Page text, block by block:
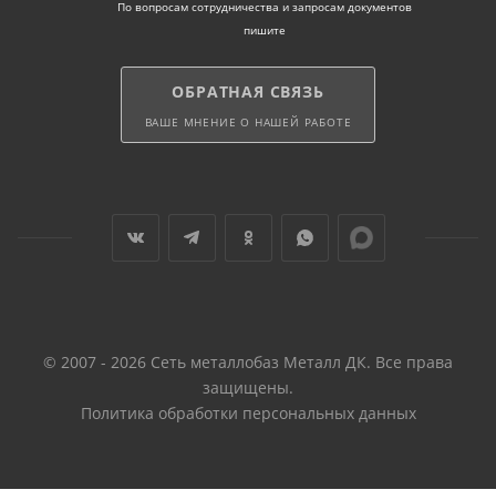
По вопросам сотрудничества и запросам документов
пишите
ОБРАТНАЯ СВЯЗЬ
ВАШЕ МНЕНИЕ О НАШЕЙ РАБОТЕ
© 2007 - 2026 Сеть металлобаз Металл ДК. Все права
защищены.
Политика обработки персональных данных